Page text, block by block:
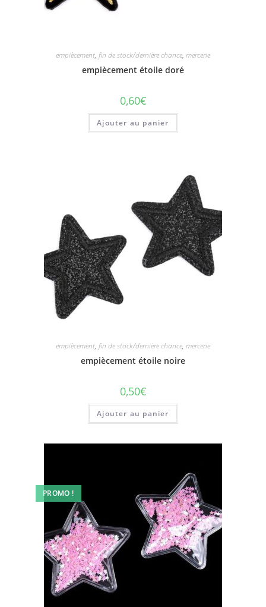
empiècement, fin de stock/dernière chance, mercerie
empiècement étoile doré
0,60€
Ajouter au panier
empiècement, fin de stock/dernière chance, mercerie
empiècement étoile noire
0,50€
Ajouter au panier
PROMO !